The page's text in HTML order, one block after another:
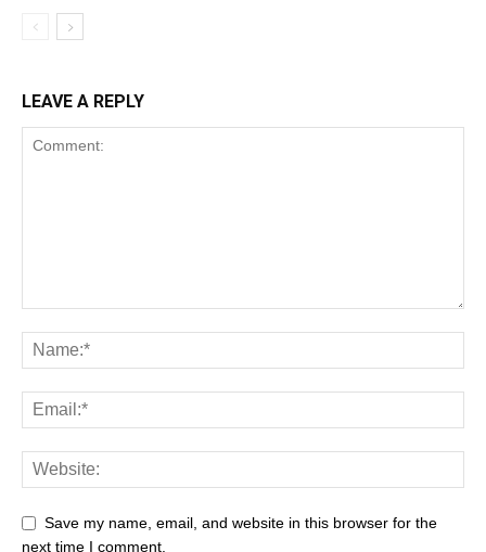
LEAVE A REPLY
Save my name, email, and website in this browser for the
next time I comment.